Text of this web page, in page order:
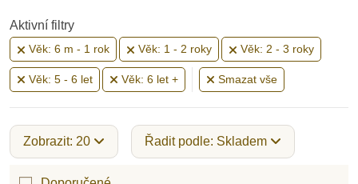
Aktivní filtry
Věk: 6 m - 1 rok Věk: 1 - 2 roky Věk: 2 - 3 roky
Věk: 5 - 6 let Věk: 6 let + Smazat vše
Zobrazit: 20 Řadit podle: Skladem